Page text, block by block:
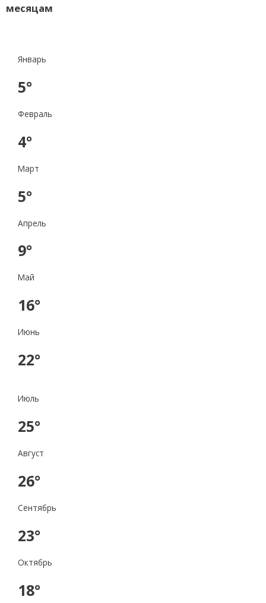
месяцам
Январь
5°
Февраль
4°
Март
5°
Апрель
9°
Май
16°
Июнь
22°
Июль
25°
Август
26°
Сентябрь
23°
Октябрь
18°